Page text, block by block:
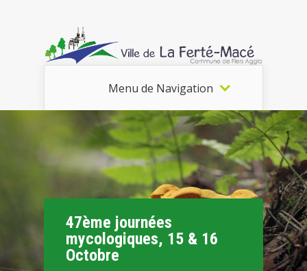
Menu de Navigation
47ème journées
mycologiques, 15 & 16
Octobre